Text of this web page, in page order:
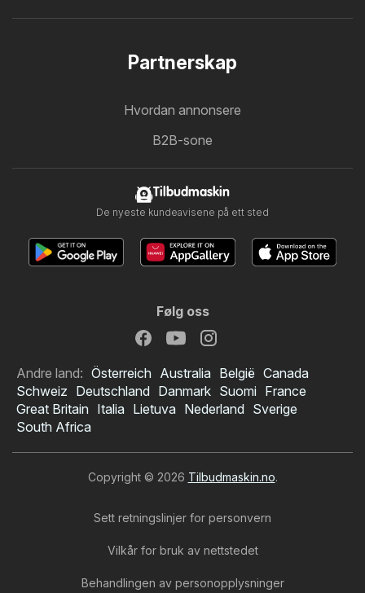
Partnerskap
Hvordan annonsere
B2B-sone
Tilbudmaskin
De nyeste kundeavisene på ett sted
Følg oss
Andre land: Österreich Australia België Canada
Schweiz Deutschland Danmark Suomi France
Great Britain Italia Lietuva Nederland Sverige
South Africa
Copyright © 2026 Tilbudmaskin.no.
Sett retningslinjer for personvern
Vilkår for bruk av nettstedet
Behandlingen av personopplysninger